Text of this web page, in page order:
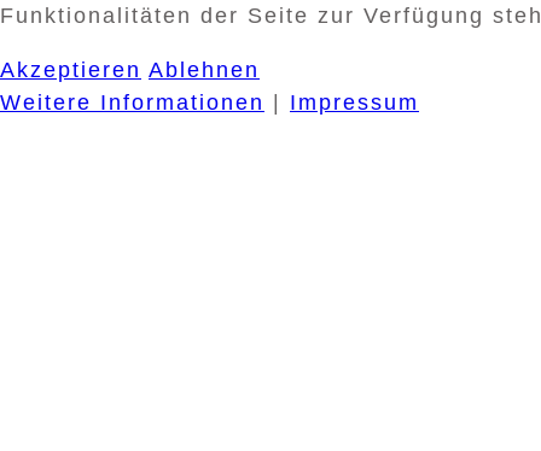
Funktionalitäten der Seite zur Verfügung
Akzeptieren Ablehnen
Weitere Informationen
Impressum